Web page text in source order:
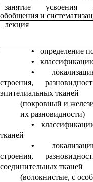
занятие усвоения
обобщения и
лекция
определение
строения,
эпителиальных тканей
(покровный и
их разновидности)
тканей
строения,
соединительных тканей
(волокнистые, с